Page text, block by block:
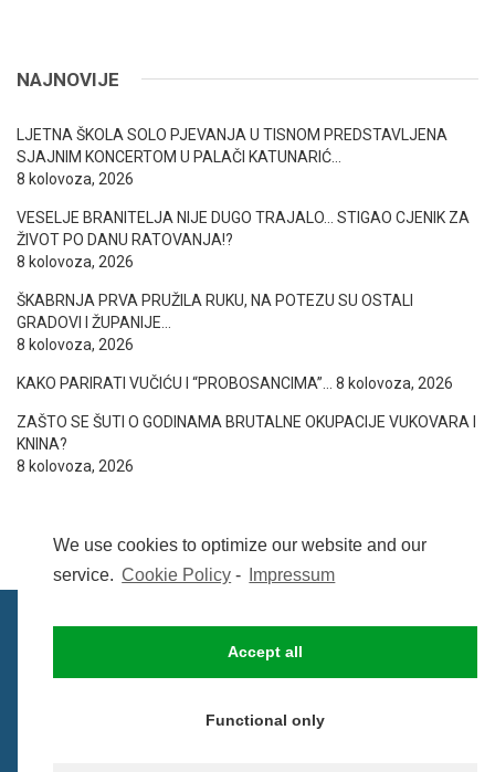
We use cookies to optimize our website and our
service. Cookie Policy - Impressum
Accept all
Functional only
NAJNOVIJE
LJETNA ŠKOLA SOLO PJEVANJA U TISNOM PREDSTAVLJENA
SJAJNIM KONCERTOM U PALAČI KATUNARIĆ…
8 kolovoza, 2026
VESELJE BRANITELJA NIJE DUGO TRAJALO… STIGAO CJENIK ZA
ŽIVOT PO DANU RATOVANJA!?
8 kolovoza, 2026
ŠKABRNJA PRVA PRUŽILA RUKU, NA POTEZU SU OSTALI
GRADOVI I ŽUPANIJE…
8 kolovoza, 2026
KAKO PARIRATI VUČIĆU I “PROBOSANCIMA”… 8 kolovoza, 2026
ZAŠTO SE ŠUTI O GODINAMA BRUTALNE OKUPACIJE VUKOVARA I
KNINA?
8 kolovoza, 2026
UVIJETI KORIŠTENJA COOKIE POLICY (EU)